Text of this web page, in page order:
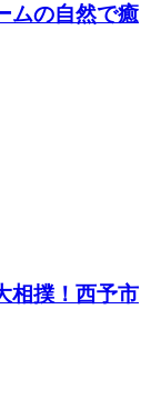
ムの自然で癒
相撲！西予市